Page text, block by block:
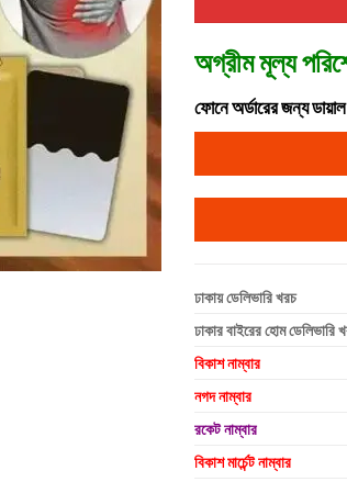
অগ্রীম মূল্য
ফোনে অর্ডারের জন্য
ঢাকায় ডেলিভারি খরচ
ঢাকার বাইরের হোম
বিকাশ নাম্বার
নগদ নাম্বার
রকেট নাম্বার
বিকাশ মার্চেন্ট নাম্বার